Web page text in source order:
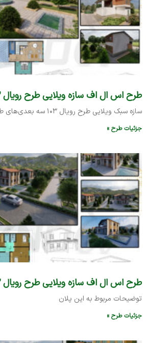
طرح اس ال اف سازه ویلایی طرح رویال ۱۰۳
سازه سبک ویلایی طرح رویال ۱۰۳ سه بعدی‌های طرح پلان مبلمان طبقات
جزئیات طرح »
طرح اس ال اف سازه ویلایی طرح رویال ۱۰۲
توضیحات مربوط به این پلان
جزئیات طرح »